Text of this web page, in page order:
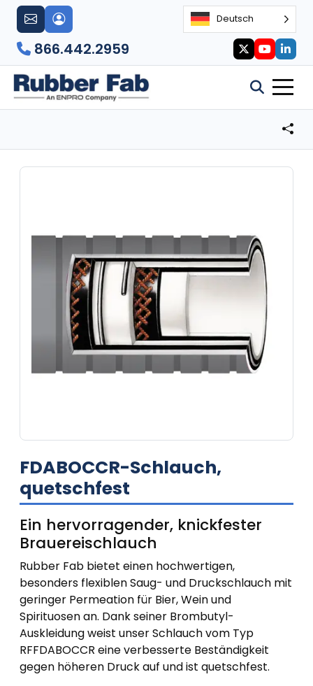
Deutsch
866.442.2959
FDABOCCR-Schlauch,
quetschfest
Ein hervorragender, knickfester
Brauereischlauch
Rubber Fab bietet einen hochwertigen,
besonders flexiblen Saug- und Druckschlauch mit
geringer Permeation für Bier, Wein und
Spirituosen an. Dank seiner Brombutyl-
Auskleidung weist unser Schlauch vom Typ
RFFDABOCCR eine verbesserte Beständigkeit
gegen höheren Druck auf und ist quetschfest.